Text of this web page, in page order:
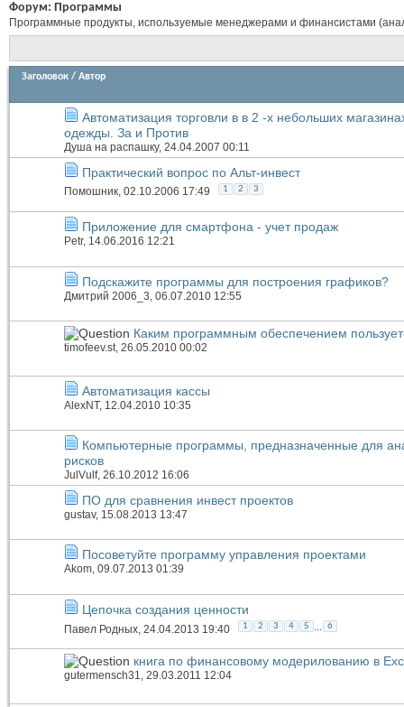
Форум: Программы
Программные продукты, используемые менеджерами и финансистами
Заголовок / Автор
Автоматизация торговли в в 2 -х небольших
одежды. За и Против
Душа на распашку, 24.04.2007 00:11
Практический вопрос по Альт-инвест
Помошник, 02.10.2006 17:49 1 2 3
Приложение для смартфона - учет продаж
Petr, 14.06.2016 12:21
Подскажите программы для построения графиков?
Дмитрий 2006_3 , 06.07.2010 12:55
Каким программным обеспечением
timofeev.st, 26.05.2010 00:02
Автоматизация кассы
AlexNT, 12.04.2010 10:35
Компьютерные программы, предназначенные для
рисков
JulVulf, 26.10.2012 16:06
ПО для сравнения инвест проектов
gustav, 15.08.2013 13:47
Посоветуйте программу управления проектами
Akom, 09.07.2013 01:39
Цепочка создания ценности
Павел Родных , 24.04.2013 19:40 1 2 3 4 5 6
книга по финансовому модерилованию в
gutermensch31, 29.03.2011 12:04